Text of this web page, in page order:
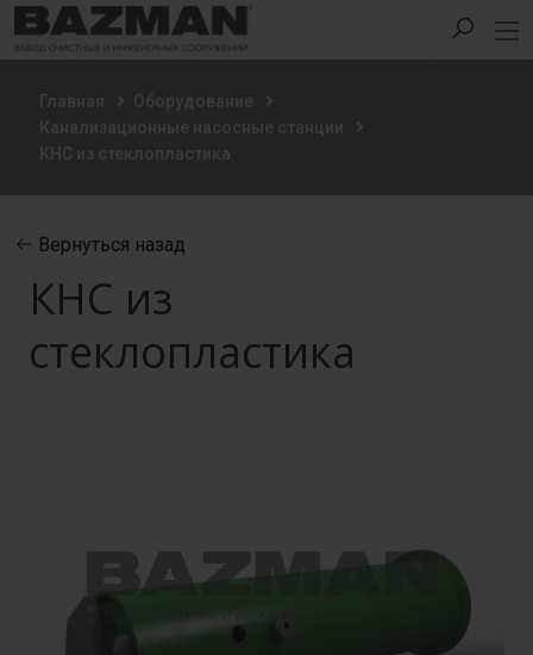
Главная
Оборудование
Канализационные насосные станции
КНС из стеклопластика
Вернуться назад
КНС из
стеклопластика